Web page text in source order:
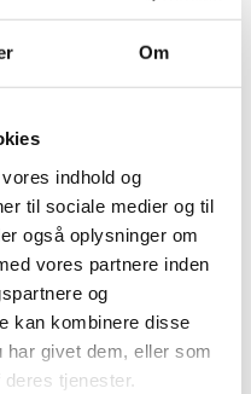
Om
indhold og
til sociale medier og til
også oplysninger om
vores partnere inden
og
kan kombinere disse
har givet dem, eller som
tjenester.
m/ ællinger', figur af porcelæn,